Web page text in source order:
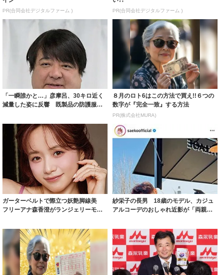
PR(合同会社デジタルファーム ) PR(合同会社デジタルファーム )
「一瞬誰かと…」彦摩呂、30キロ近く
減量した姿に反響 既製品の防護服が
８月のロト6はこの方法で買え!!６つの
数字が『完全一致』する方法
PR(株式会社MURA)
ガーターベルトで際立つ妖艶脚線美
フリーアナ森香澄がランジェリーモデ
紗栄子の長男 18歳のモデル、カジュ
アルコーデのおしゃれ近影が「両親の